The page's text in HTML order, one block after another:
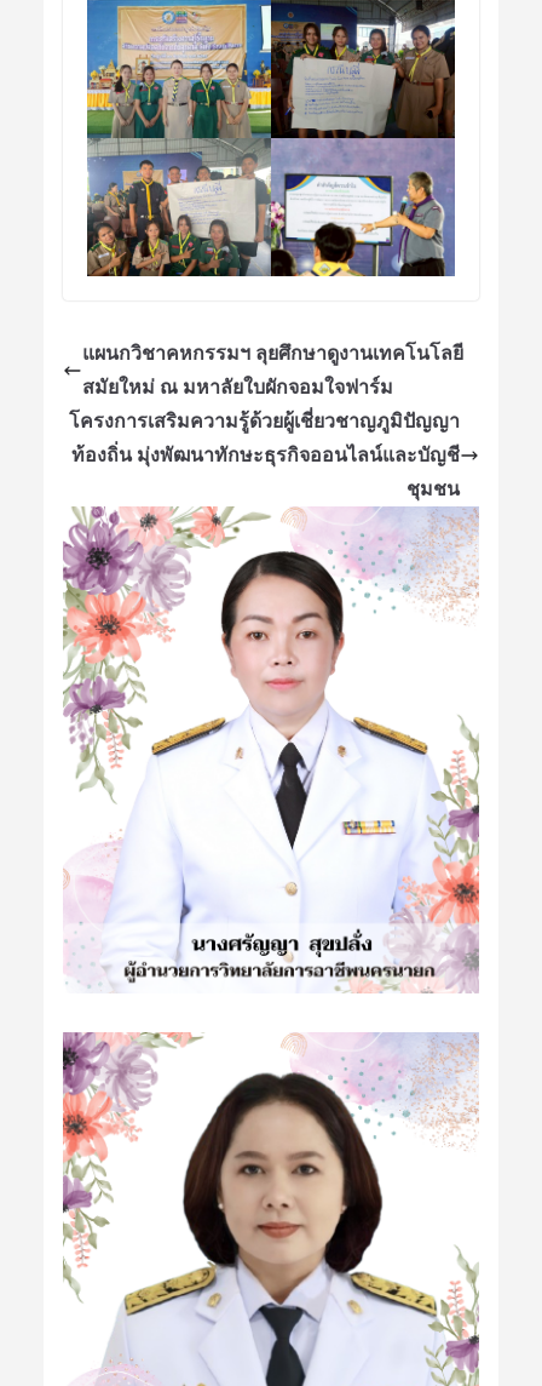
แผนกวิชาคหกรรมฯ ลุยศึกษาดูงานเทคโนโลยี
สมัยใหม่ ณ มหาลัยใบผักจอมใจฟาร์ม
โครงการเสริมความรู้ด้วยผู้เชี่ยวชาญภูมิปัญญา
ท้องถิ่น มุ่งพัฒนาทักษะธุรกิจออนไลน์และบัญชี
ชุมชน